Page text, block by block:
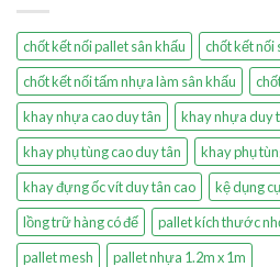
chốt kết nối pallet sân khấu
chốt kết nối
chốt kết nối tấm nhựa làm sân khấu
khay nhựa cao duy tân
khay nhựa duy
khay phụ tùng cao duy tân
khay phụ
khay đựng ốc vít duy tân cao
kệ dụng
lồng trữ hàng có đế
pallet kích thước
pallet mesh
pallet nhựa 1.2m x 1m